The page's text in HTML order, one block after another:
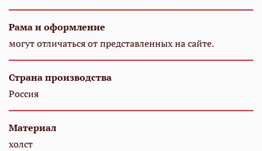
Рама и оформление
могут отличаться от представленных на сайте.
Страна производства
Россия
Материал
холст